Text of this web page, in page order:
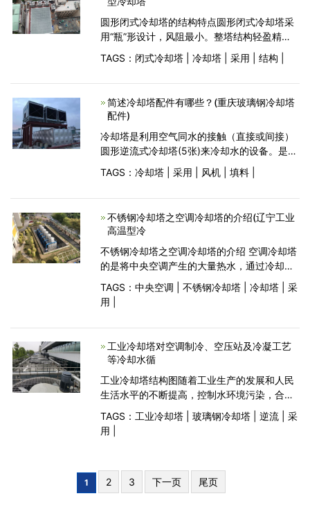
圆形闭式冷却塔的结构特点圆形闭式冷却塔采
用“瓶”形设计，风阻最小。整塔结构轻盈精
巧、组装方便、坚固耐用、冷却效果好。圆形
闭式冷却塔体由优质玻璃钢制作而成，表面胶
TAGS： 闭式冷却塔| 冷却塔| 采用 结构
简述冷却塔配件有哪些？(重庆玻璃钢冷却塔
配件)
冷却塔是利用空气同水的接触（直接或间接）
圆形逆流式冷却塔(5张)来冷却水的设备。是以
水为循环冷却剂，从一系统中吸收热量并排放
至大气中，从而降低塔内空气温度，制造冷却
TAGS： 冷却塔| 采用 风机| 填料|
不锈钢冷却塔之空调冷却塔的介绍(辽宁工业
高温型冷
不锈钢冷却塔之空调冷却塔的介绍 空调冷却塔
的是将中央空调产生的大量热水，通过冷却塔
将热水分散，通过空气流动直接热传递和液体
水转化为气态吸收大量热量，而被大气带走，
使得水温得以降低，水被回收循环使用的装置
TAGS： 中央空调 不锈钢冷却塔| 冷却塔| 采
用
工业冷却塔对空调制冷、空压站及冷凝工艺
等冷却水循
工业冷却塔结构图随着工业生产的发展和人民
生活水平的不断提高，控制水环境污染，合理
开发利用水资源已迫在眉睫。为此，许多单位
普遍采用工业冷却塔这种高效节能的理想设
备，实行内部用水闭路循环，提高了重复利用
TAGS： 工业冷却塔| 玻璃钢冷却塔| 逆流| 采
用
1 2 3 下一页 尾页